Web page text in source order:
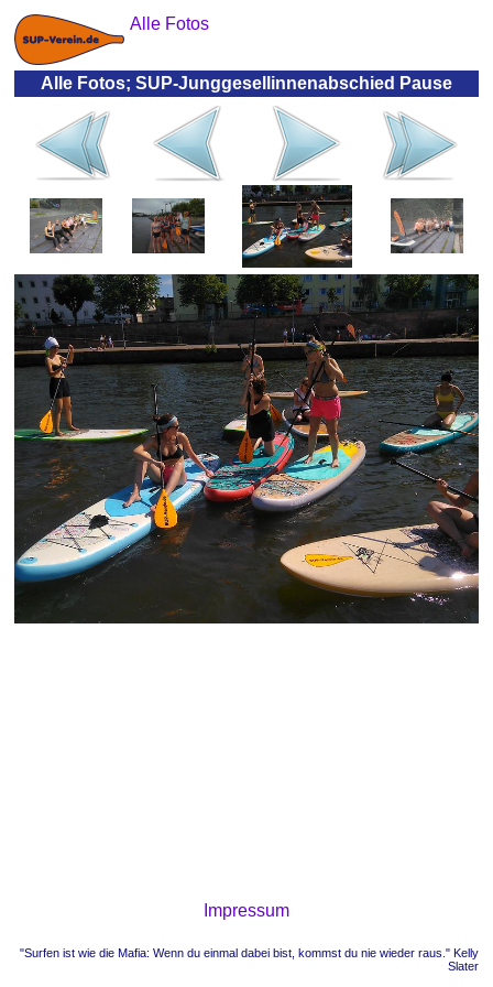
Alle Fotos
Alle Fotos; SUP-Junggesellinnenabschied Pause
Impressum
"Surfen ist wie die Mafia: Wenn du einmal dabei bist, kommst du nie wieder raus." Kelly
Slater